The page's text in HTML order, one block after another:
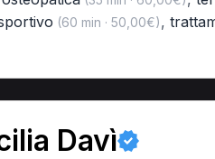
(60 min · 50,00€),
Davì